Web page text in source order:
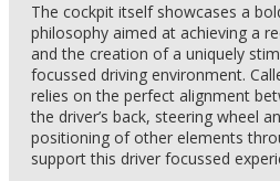
The cockpit itself showcases a
philosophy aimed at achieving a
and the creation of a uniquely
focussed driving environment.
relies on the perfect alignment
the driver’s back, steering wheel
positioning of other elements
support this driver focussed